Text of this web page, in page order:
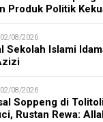
Produk Politik
02/08/2026
Sekolah Islami
02/08/2026
Soppeng di
Rustan Rewa: